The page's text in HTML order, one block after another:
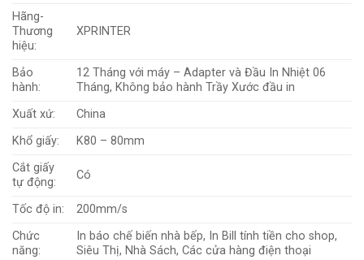
Hãng-
Thương
hiệu:
XPRINTER
Bảo
hành:
12 Tháng với máy – Adapter và Đầu In Nhiệt 06
Tháng, Không bảo hành Trầy Xước đầu in
Xuất xứ:
China
Khổ giấy:
K80 – 80mm
Cắt giấy
tự động:
Có
Tốc độ in:
200mm/s
Chức
năng:
In báo chế biến nhà bếp, In Bill tính tiền cho shop,
Siêu Thị, Nhà Sách, Các cửa hàng điện thoại